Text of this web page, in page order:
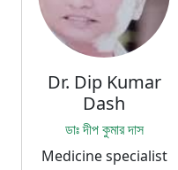
Dr. Dip Kumar
Dash
ডাঃ দীপ কুমার দাস
Medicine specialist